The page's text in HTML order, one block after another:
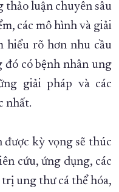
thảo luận chuyên sâu
các mô hình và giải
hiểu rõ hơn nhu cầu
đó có bệnh nhân ung
giải pháp và các
nhất.
được kỳ vọng sẽ thúc
cứu, ứng dụng, các
ung thư cá thể hóa,